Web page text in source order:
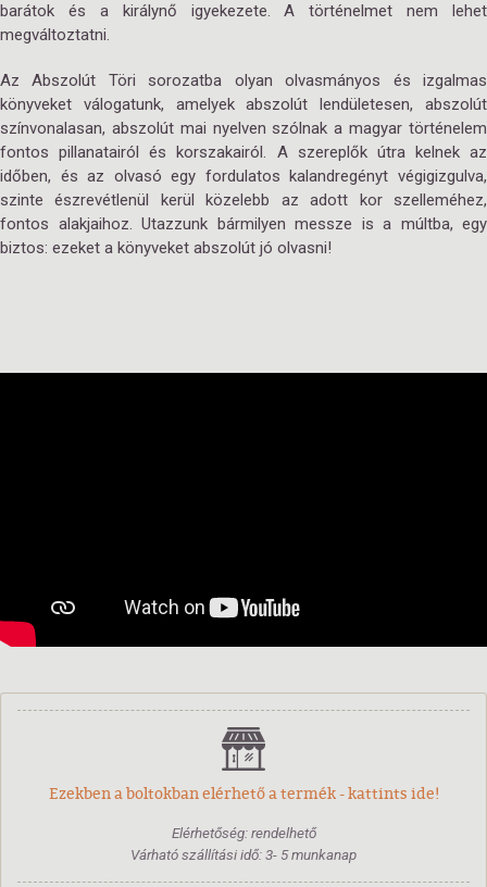
barátok és a királynő igyekezete. A történelmet nem lehet
megváltoztatni.
Az Abszolút Töri sorozatba olyan olvasmányos és izgalmas
könyveket válogatunk, amelyek abszolút lendületesen, abszolút
színvonalasan, abszolút mai nyelven szólnak a magyar történelem
fontos pillanatairól és korszakairól. A szereplők útra kelnek az
időben, és az olvasó egy fordulatos kalandregényt végigizgulva,
szinte észrevétlenül kerül közelebb az adott kor szelleméhez,
fontos alakjaihoz. Utazzunk bármilyen messze is a múltba, egy
biztos: ezeket a könyveket abszolút jó olvasni!
Ezekben a boltokban elérhető a termék - kattints ide!
Elérhetőség: rendelhető
Várható szállítási idő: 3- 5 munkanap